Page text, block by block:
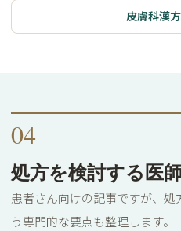
皮膚科漢
04
処方を検討する医
患者さん向けの記事ですが、
う専門的な要点も整理します。